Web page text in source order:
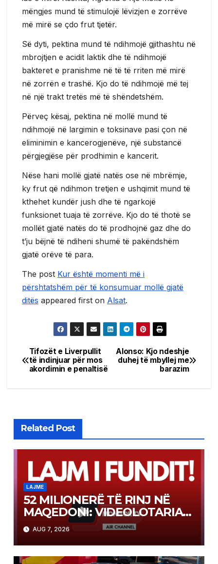
mëngjes mund të stimulojë lëvizjen e zorrëve
më mirë se çdo frut tjetër.
Së dyti, pektina mund të ndihmojë gjithashtu në
mbrojtjen e acidit laktik dhe të ndihmojë
bakteret e pranishme në të të rriten më mirë
në zorrën e trashë. Kjo do të ndihmojë më tej
në një trakt tretës më të shëndetshëm.
Përveç kësaj, pektina në mollë mund të
ndihmojë në largimin e toksinave pasi çon në
eliminimin e kancerogjenëve, një substancë
përgjegjëse për prodhimin e kancerit.
Nëse hani mollë gjatë natës ose në mbrëmje,
ky frut që ndihmon tretjen e ushqimit mund të
kthehet kundër jush dhe të ngarkojë
funksionet tuaja të zorrëve. Kjo do të thotë se
mollët gjatë natës do të prodhojnë gaz dhe do
t’ju bëjnë të ndiheni shumë të pakëndshëm
gjatë orëve të para.
The post Kur është momenti më i
përshtatshëm për të konsumuar mollë gjatë
ditës appeared first on Alsat.
Post
navigation
Alonso: Kjo ndeshje
duhej të mbyllej me
barazim
Tifozët e Liverpullit
të indinjuar për mos
akordimin e penaltisë
Related Post
LAJME
52 MILIONERË TË RINJ NË
MAQEDONI: VIDEOLOTARIA
KASINOS AUSTRIA PAGOI MBI
2 MILIONË EURO PËR FITIME
NË FITIME XHEKPOT VLT
AUG 7, 2026